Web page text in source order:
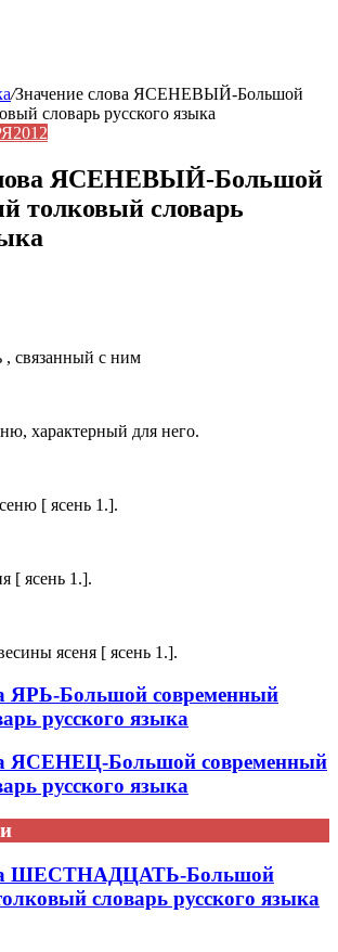
/Значение слова ЯСЕНЕВЫЙ-Большой
словарь русского языка
ЯСЕНЕВЫЙ-Большой
толковый словарь
, связанный с ним
характерный для него.
[ ясень 1.].
[ ясень 1.].
ясеня [ ясень 1.].
ЯРЬ-Большой современный
русского языка
ЯСЕНЕЦ-Большой современный
русского языка
ШЕСТНАДЦАТЬ-Большой
словарь русского языка